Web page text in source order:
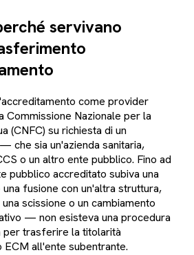
servivano
come provider
Commissione Nazionale per la
(CNFC) su richiesta di un
che sia un'azienda sanitaria,
o un altro ente pubblico. Fino ad
pubblico accreditato subiva una
fusione con un'altra struttura,
scissione o un cambiamento
— non esisteva una procedura
per trasferire la titolarità
all'ente subentrante.